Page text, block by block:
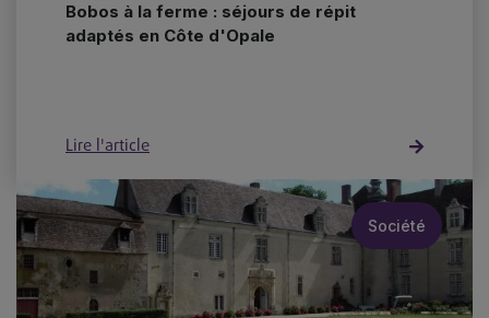
Bobos à la ferme : séjours de répit
adaptés en Côte d'Opale
Lire l'article
Société